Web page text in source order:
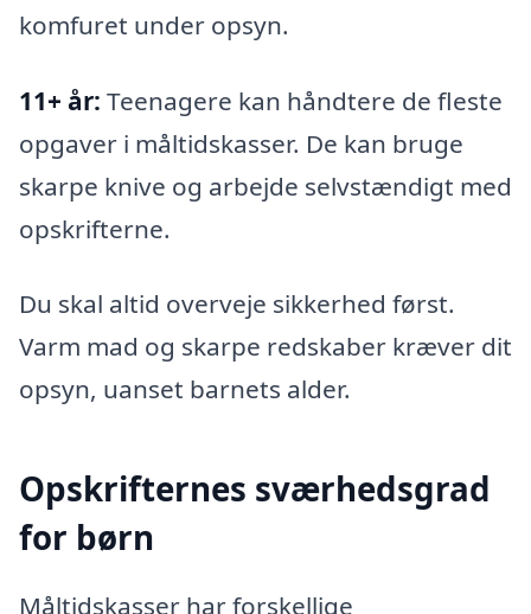
komfuret under opsyn.
11+ år: Teenagere kan håndtere de fleste
opgaver i måltidskasser. De kan bruge
skarpe knive og arbejde selvstændigt med
opskrifterne.
Du skal altid overveje sikkerhed først.
Varm mad og skarpe redskaber kræver dit
opsyn, uanset barnets alder.
Opskrifternes sværhedsgrad
for børn
Måltidskasser har forskellige